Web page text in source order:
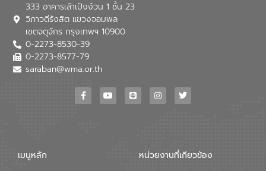
ใช้น้ำที่พุ่งสูงขึ้นจากการขยายตัวของ
การองค์การจัดการน้ำเสีย กล่าวถึงภารกิจ
เพื่อสนับสนุนการพัฒนาเมืองอย่างยั่งยืน
ขณะที่ นายบดินทร์ อุดล กรรมการผู้อำนวย
สมดุลทางเศรษฐกิจและสิ่งแวดล้อมได้อย่าง
333 อาคารเล้าเป้งง้วน 1 ชั้น 23
วิภาวดีรังสิต แขวงจอมพล
เขตจตุจักร กรุงเทพฯ 10900
0-2273-8530-39
0-2273-8577-79
saraban@wma.or.th
เมนูหลัก หน่วยงานที่เกียวข้อง